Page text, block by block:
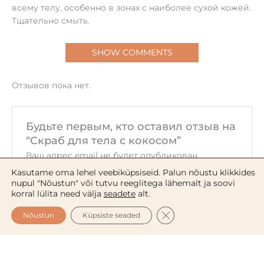
всему телу, особенно в зонах с наиболее сухой кожей.
Тщательно смыть.
SHOW COMMENTS
Отзывов пока нет.
Будьте первым, кто оставил отзыв на
“Скраб для тела с кокосом”
Ваш адрес email не будет опубликован.
Обязательные поля помечены
Ваша оценка*
Ваш отзыв*
Kasutame oma lehel veebiküpsiseid. Palun nõustu klikkides
nupul "Nõustun" või tutvu reeglitega lähemalt ja soovi
korral lülita need välja seadete alt.
Nõustun Küpsiste seaded CLOSE GDPR COOKIE